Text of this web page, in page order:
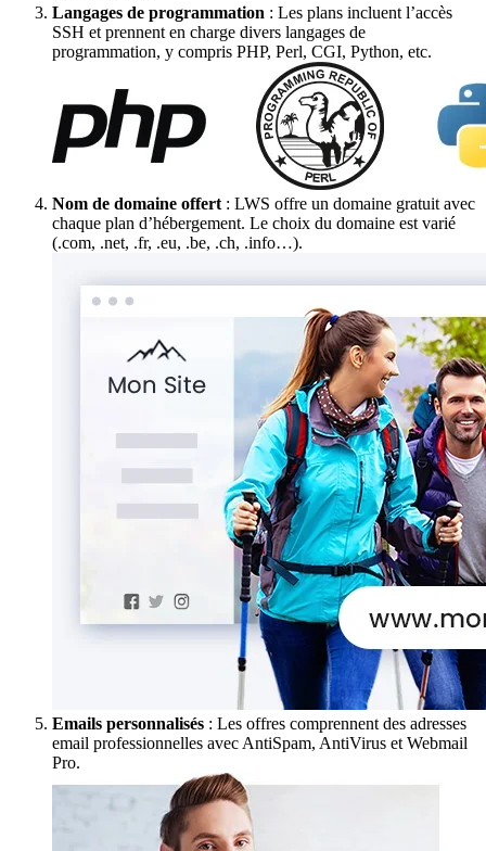
Langages de programmation : Les plans incluent l’accès
SSH et prennent en charge divers langages de
programmation, y compris PHP, Perl, CGI, Python, etc.
Nom de domaine offert : LWS offre un domaine gratuit avec
chaque plan d’hébergement. Le choix du domaine est varié
(.com, .net, .fr, .eu, .be, .ch, .info…).
Emails personnalisés : Les offres comprennent des adresses
email professionnelles avec AntiSpam, AntiVirus et Webmail
Pro.